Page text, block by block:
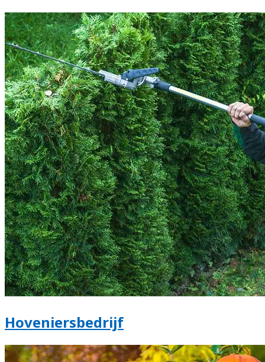
Hoveniersbedrijf